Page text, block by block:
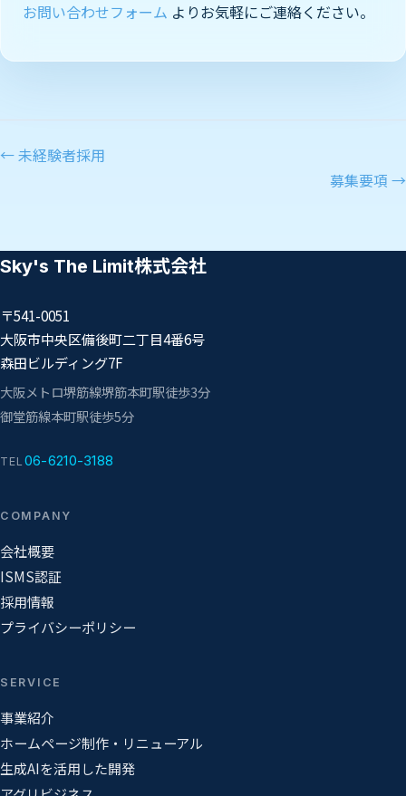
お問い合わせフォーム よりお気軽にご連絡ください。
← 未経験者採用
募集要項 →
Sky's The Limit株式会社
〒541-0051
大阪市中央区備後町二丁目4番6号
森田ビルディング7F
大阪メトロ堺筋線堺筋本町駅徒歩3分
御堂筋線本町駅徒歩5分
TEL 06-6210-3188
COMPANY
会社概要
ISMS認証
採用情報
プライバシーポリシー
SERVICE
事業紹介
ホームページ制作・リニューアル
生成AIを活用した開発